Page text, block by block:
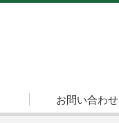
お問い合わせ